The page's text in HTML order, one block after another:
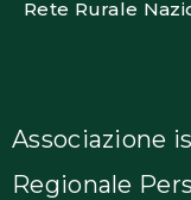
Rete Rurale
Associazione
Regionale